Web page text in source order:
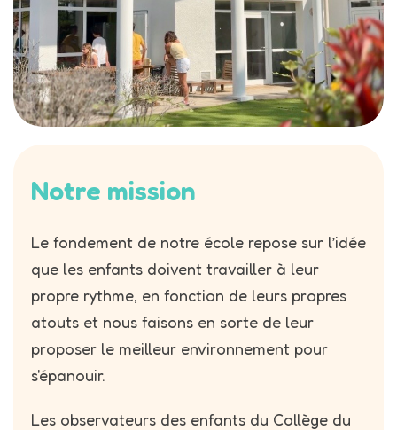
Notre mission
Le fondement de notre école repose sur l’idée
que les enfants doivent travailler à leur
propre rythme, en fonction de leurs propres
atouts et nous faisons en sorte de leur
proposer le meilleur environnement pour
s'épanouir.
Les observateurs des enfants du Collège du